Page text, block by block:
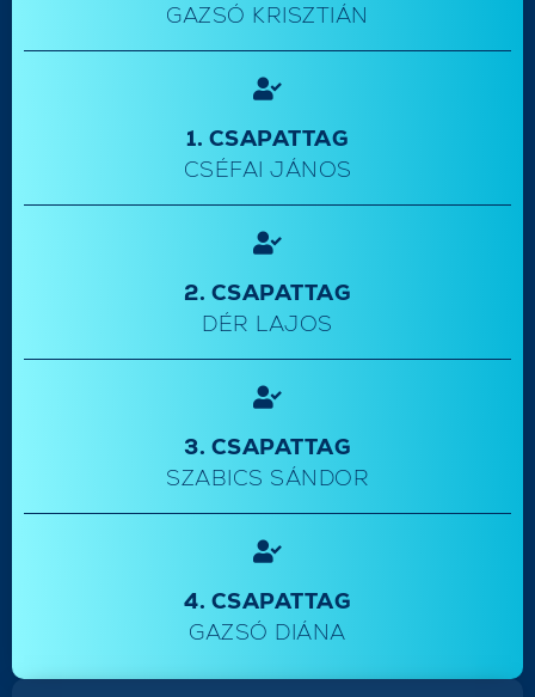
GAZSÓ KRISZTIÁN
1. CSAPATTAG
CSÉFAI JÁNOS
2. CSAPATTAG
DÉR LAJOS
3. CSAPATTAG
SZABICS SÁNDOR
4. CSAPATTAG
GAZSÓ DIÁNA